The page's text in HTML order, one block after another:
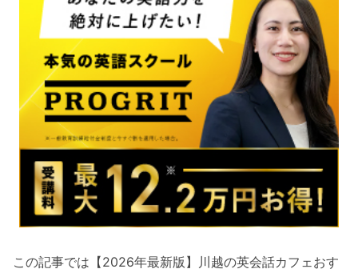
この記事では【2026年最新版】川越の英会話カフェおす